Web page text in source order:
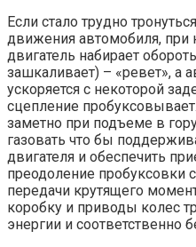
Если стало трудно
движения автомобиля, при
двигатель набирает
зашкаливает) – «ревет», а
ускоряется с некоторой
сцепление
заметно при подъеме в
газовать что бы
двигателя и обеспечить
преодоление пробуксовки
передачи крутящего
коробку и приводы колес
энергии и соответственно